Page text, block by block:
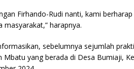
Firhando-Rudi nanti, kami
masyarakat,” harapnya.
sebelumnya sejumlah
Mbatu yang berada di Desa Bumiaji,